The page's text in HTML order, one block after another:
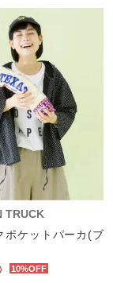
TRUCK
ポケットパーカ(ブ
10%OFF